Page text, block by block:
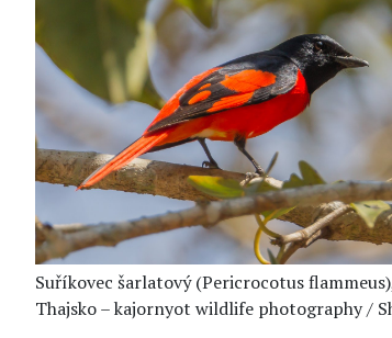
Suříkovec šarlatový (Pericrocotus
Thajsko – kajornyot wildlife photography /